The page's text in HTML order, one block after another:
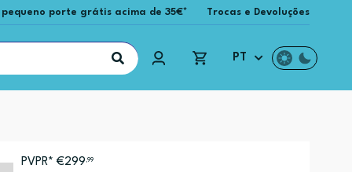
porte grátis acima de 35€* Trocas e Devoluções
PT
PVPR* €299 ,99